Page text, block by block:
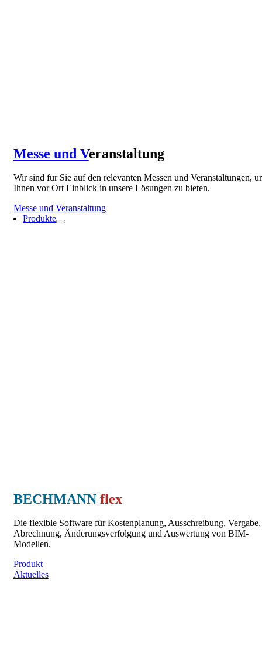
Messe und Veranstaltung
Wir sind für Sie auf den relevanten Messen und Veranstaltungen,
Ihnen vor Ort Einblick in unsere Lösungen zu bieten.
Messe und Veranstaltung
Produkte
BECHMANN flex
Die flexible Software für Kostenplanung, Ausschreibung, Vergabe,
Abrechnung, Änderungsverfolgung und Auswertung von BIM-
Modellen.
Produkt
Aktuelles